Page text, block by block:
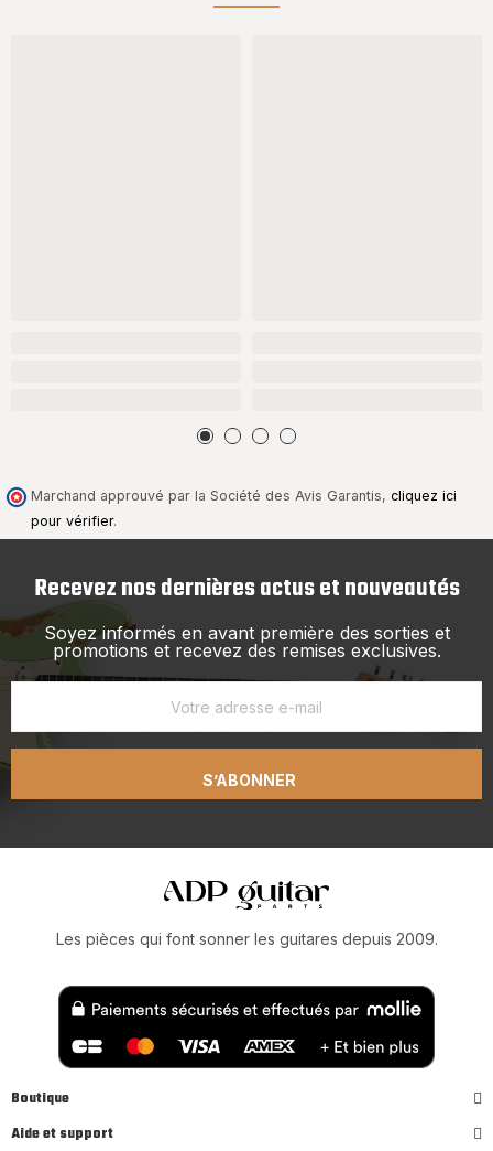
Marchand approuvé par la Société des Avis Garantis, cliquez ici
pour vérifier.
Recevez nos dernières actus et nouveautés
Soyez informés en avant première des sorties et
promotions et recevez des remises exclusives.
S’ABONNER
Les pièces qui font sonner les guitares depuis 2009.
Boutique
Aide et support